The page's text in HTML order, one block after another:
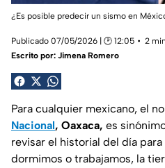
¿Es posible predecir un sismo en
Publicado 07/05/2026 | 🕑 12:05
2
Escrito por: Jimena Romero
Para cualquier mexicano, el
Nacional, Oaxaca, es
revisar el historial del día
dormimos o trabajamos, la